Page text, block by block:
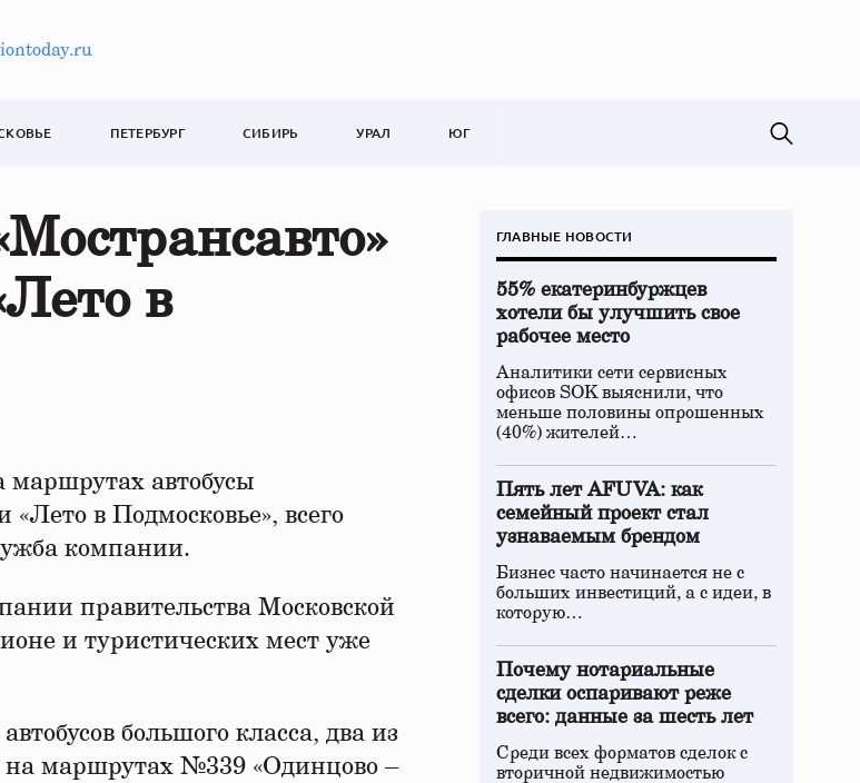
ПЕТЕРБУРГ СИБИРЬ УРАЛ ЮГ
в
маршрутах автобусы
в Подмосковье», всего
компании.
правительства Московской
и туристических мест уже
большого класса, два из
на маршрутах №339 «Одинцово –
ГЛАВНЫЕ НОВОСТИ
55% екатеринбуржцев
хотели бы улучшить свое
рабочее место
Аналитики сети сервисных
офисов SOK выяснили, что
меньше половины опрошенных
(40%) жителей…
Пять лет AFUVA: как
семейный проект стал
узнаваемым брендом
Бизнес часто начинается не с
больших инвестиций, а с идеи, в
которую…
Почему нотариальные
сделки оспаривают реже
всего: данные за шесть лет
Среди всех форматов сделок с
вторичной недвижимостью